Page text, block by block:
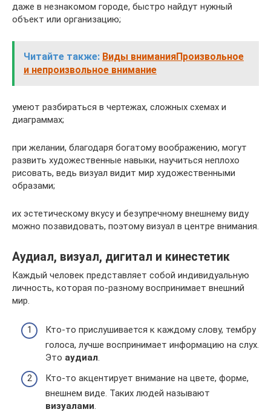
даже в незнакомом городе, быстро найдут нужный
объект или организацию;
Читайте также: Виды вниманияПроизвольное
и непроизвольное внимание
умеют разбираться в чертежах, сложных схемах и
диаграммах;
при желании, благодаря богатому воображению, могут
развить художественные навыки, научиться неплохо
рисовать, ведь визуал видит мир художественными
образами;
их эстетическому вкусу и безупречному внешнему виду
можно позавидовать, поэтому визуал в центре внимания.
Аудиал, визуал, дигитал и кинестетик
Каждый человек представляет собой индивидуальную
личность, которая по-разному воспринимает внешний
мир.
Кто-то прислушивается к каждому слову, тембру
голоса, лучше воспринимает информацию на слух.
Это аудиал.
Кто-то акцентирует внимание на цвете, форме,
внешнем виде. Таких людей называют
визуалами.